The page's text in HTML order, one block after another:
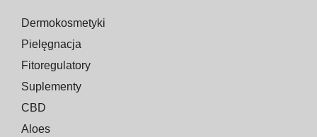
Dermokosmetyki
Pielęgnacja
Fitoregulatory
Suplementy
CBD
Aloes